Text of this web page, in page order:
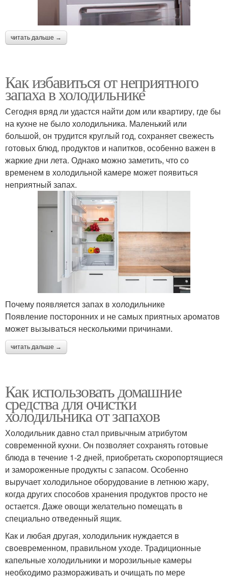
читать дальше →
Как избавиться от неприятного
запаха в холодильнике
Сегодня вряд ли удастся найти дом или квартиру, где бы
на кухне не было холодильника. Маленький или
большой, он трудится круглый год, сохраняет свежесть
готовых блюд, продуктов и напитков, особенно важен в
жаркие дни лета. Однако можно заметить, что со
временем в холодильной камере может появиться
неприятный запах.
Почему появляется запах в холодильнике
Появление посторонних и не самых приятных ароматов
может вызываться несколькими причинами.
читать дальше →
Как использовать домашние
средства для очистки
холодильника от запахов
Холодильник давно стал привычным атрибутом
современной кухни. Он позволяет сохранять готовые
блюда в течение 1-2 дней, приобретать скоропортящиеся
и замороженные продукты с запасом. Особенно
выручает холодильное оборудование в летнюю жару,
когда других способов хранения продуктов просто не
остается. Даже овощи желательно помещать в
специально отведенный ящик.
Как и любая другая, холодильник нуждается в
своевременном, правильном уходе. Традиционные
капельные холодильники и морозильные камеры
необходимо размораживать и очищать по мере